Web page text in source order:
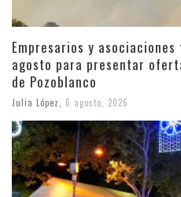
Empresarios y
agosto para presentar
de Pozoblanco
Julia López 6 agosto, 2026